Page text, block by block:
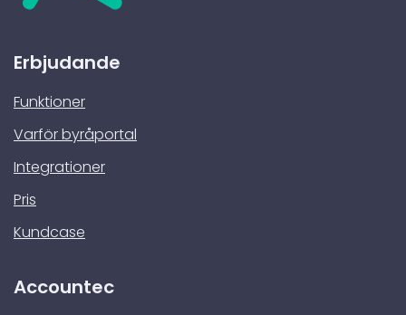
Erbjudande
Funktioner
Varför byråportal
Integrationer
Pris
Kundcase
Accountec